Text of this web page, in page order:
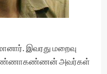
இவரது மறைவு
அண்ணாகண்ணன் அவர்கள்